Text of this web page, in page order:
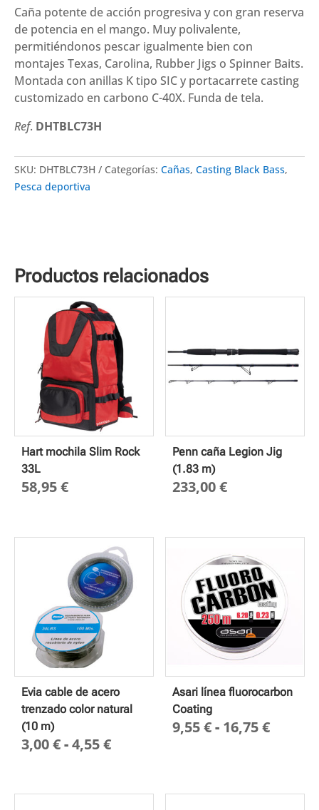
Blues
C73H
(2.21
m
10-
56
cantidad
Caña potente de acción progresiva y con gran reserva
de potencia en el mango. Muy polivalente,
permitiéndonos pescar igualmente bien con
montajes Texas, Carolina, Rubber Jigs o Spinner Baits.
Montada con anillas K tipo SIC y portacarrete casting
customizado en carbono C-40X. Funda de tela.
Ref. DHTBLC73H
SKU: DHTBLC73H Categorías: Cañas, Casting Black Bass,
Pesca deportiva
Productos relacionados
Hart mochila Slim Rock
33L
58,95€
Penn caña Legion Jig
(1.83 m)
233,00€
Evia cable de acero
trenzado color natural
(10 m)
3,00€-4,55€Rango
desde
Asari línea fluorocarbon
Coating
9,55€- 16,75€Rango
9,55 €